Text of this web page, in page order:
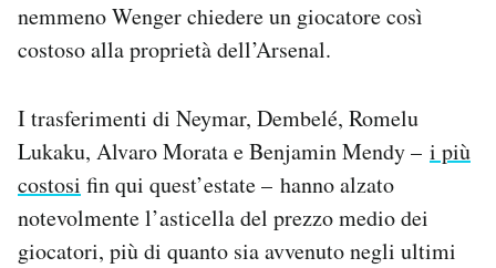
nemmeno Wenger chiedere un giocatore così
costoso alla proprietà dell’Arsenal.
I trasferimenti di Neymar, Dembelé, Romelu
Lukaku, Alvaro Morata e Benjamin Mendy – i più
costosi fin qui quest’estate – hanno alzato
notevolmente l’asticella del prezzo medio dei
giocatori, più di quanto sia avvenuto negli ultimi